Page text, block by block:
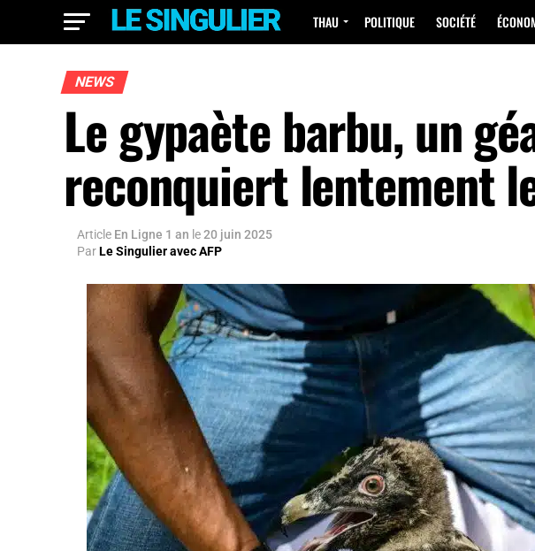
THAU POLITIQUE SOCIÉTÉ
NEWS
Le gypaète barbu, un
reconquiert lentement
Article En Ligne 1 an le20 juin 2025
ParLe Singulier avec AFP